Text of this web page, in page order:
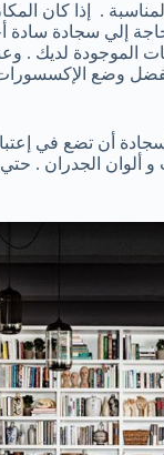
. إذا كان
إلي سجادة سادة
الموجودة لديك .
يفضل وضع
أن تضع في
ألوان الجدران . حتي